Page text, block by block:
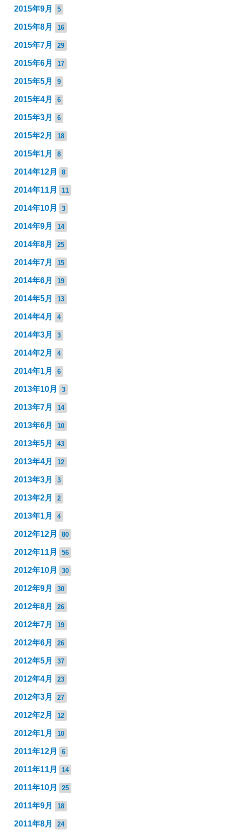
2015年9月 5
2015年8月 16
2015年7月 29
2015年6月 17
2015年5月 9
2015年4月 6
2015年3月 6
2015年2月 18
2015年1月 8
2014年12月 8
2014年11月 11
2014年10月 3
2014年9月 14
2014年8月 25
2014年7月 15
2014年6月 19
2014年5月 13
2014年4月 4
2014年3月 3
2014年2月 4
2014年1月 6
2013年10月 3
2013年7月 14
2013年6月 10
2013年5月 43
2013年4月 12
2013年3月 3
2013年2月 2
2013年1月 4
2012年12月 80
2012年11月 56
2012年10月 30
2012年9月 30
2012年8月 26
2012年7月 19
2012年6月 26
2012年5月 37
2012年4月 23
2012年3月 27
2012年2月 12
2012年1月 10
2011年12月 6
2011年11月 14
2011年10月 25
2011年9月 18
2011年8月 24